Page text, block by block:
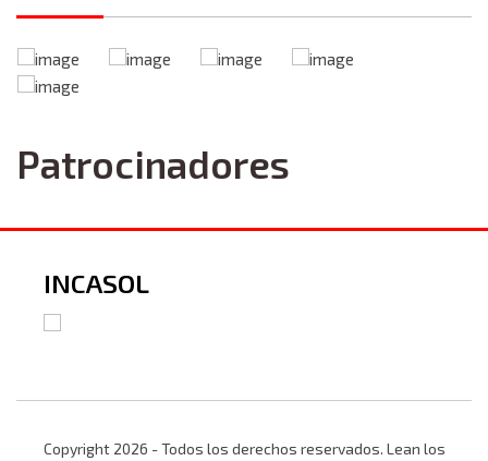
Patrocinadores
Copyright 2026 - Todos los derechos reservados. Lean los